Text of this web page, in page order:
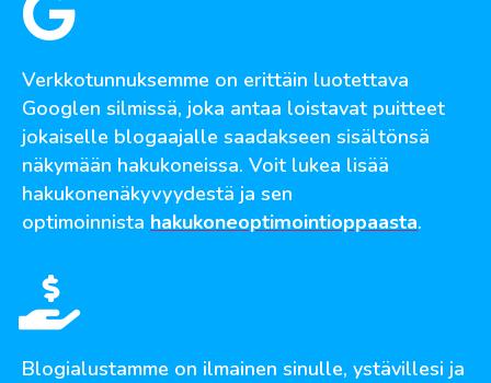
Verkkotunnuksemme on erittäin luotettava
Googlen silmissä, joka antaa loistavat puitteet
jokaiselle blogaajalle saadakseen sisältönsä
näkymään hakukoneissa. Voit lukea lisää
hakukonenäkyvyydestä ja sen
optimoinnista hakukoneoptimointioppaasta.
Blogialustamme on ilmainen sinulle, ystävillesi ja